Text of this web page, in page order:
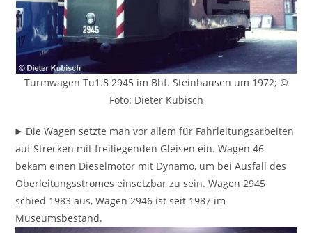
Turmwagen Tu1.8 2945 im Bhf. Steinhausen um 1972; ©
Foto: Dieter Kubisch
Die Wagen setzte man vor allem für Fahrleitungsarbeiten
auf Strecken mit freiliegenden Gleisen ein. Wagen 46
bekam einen Dieselmotor mit Dynamo, um bei Ausfall des
Oberleitungsstromes einsetzbar zu sein. Wagen 2945
schied 1983 aus, Wagen 2946 ist seit 1987 im
Museumsbestand.